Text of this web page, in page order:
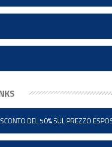
DEL 50% SUL PREZZO